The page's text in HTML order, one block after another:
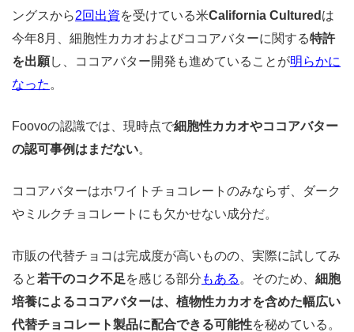
ングスから2回出資を受けている米California Cultured は
今年8月、細胞性カカオおよびココアバターに関する特許
を出願し、ココアバター開発も進めていることが明らかに
なった 。
Foovoの認識では、現時点で細胞性カカオやココアバター
の認可事例はまだない。
ココアバターはホワイトチョコレートのみならず、ダーク
やミルクチョコレートにも欠かせない成分だ。
市販の代替チョコは完成度が高いものの、実際に試してみ
ると若干のコク不足 を感じる部分 もある 。そのため、 細胞
培養によるココアバターは、植物性カカオを含めた幅広い
代替チョコレート製品に配合できる可能性を秘めている。